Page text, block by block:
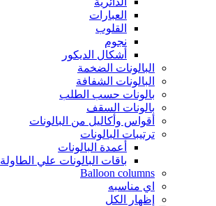
العبارات
القلوب
نجوم
أشكال الديكور
البالونات الضخمة
البالونات الشفافة
بالونات حسب الطلب
بالونات السقف
أقواس وأكاليل من البالونات
ترتيبات البالونات
أعمدة البالونات
باقات البالونات علي الطاولة
Balloon columns
اي مناسبه
إظهار الكل